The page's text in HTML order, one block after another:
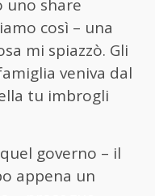
uno share
così – una
mi spiazzò. Gli
veniva dal
tu imbrogli
governo – il
appena un